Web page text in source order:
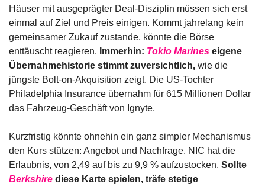
Häuser mit ausgeprägter Deal-Disziplin müssen sich erst
einmal auf Ziel und Preis einigen. Kommt jahrelang kein
gemeinsamer Zukauf zustande, könnte die Börse
enttäuscht reagieren. Immerhin: Tokio Marines eigene
Übernahmehistorie stimmt zuversichtlich, wie die
jüngste Bolt-on-Akquisition zeigt. Die US-Tochter
Philadelphia Insurance übernahm für 615 Millionen Dollar
das Fahrzeug-Geschäft von Ignyte.
Kurzfristig könnte ohnehin ein ganz simpler Mechanismus
den Kurs stützen: Angebot und Nachfrage. NIC hat die
Erlaubnis, von 2,49 auf bis zu 9,9 % aufzustocken.
Berkshire diese Karte spielen, träfe stetige